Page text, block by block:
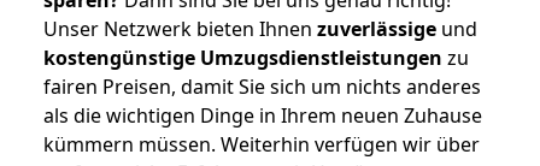
Unser Netzwerk bieten Ihnen zuverlässige und
kostengünstige Umzugsdienstleistungen zu
fairen Preisen, damit Sie sich um nichts anderes
als die wichtigen Dinge in Ihrem neuen Zuhause
kümmern müssen. Weiterhin verfügen wir über